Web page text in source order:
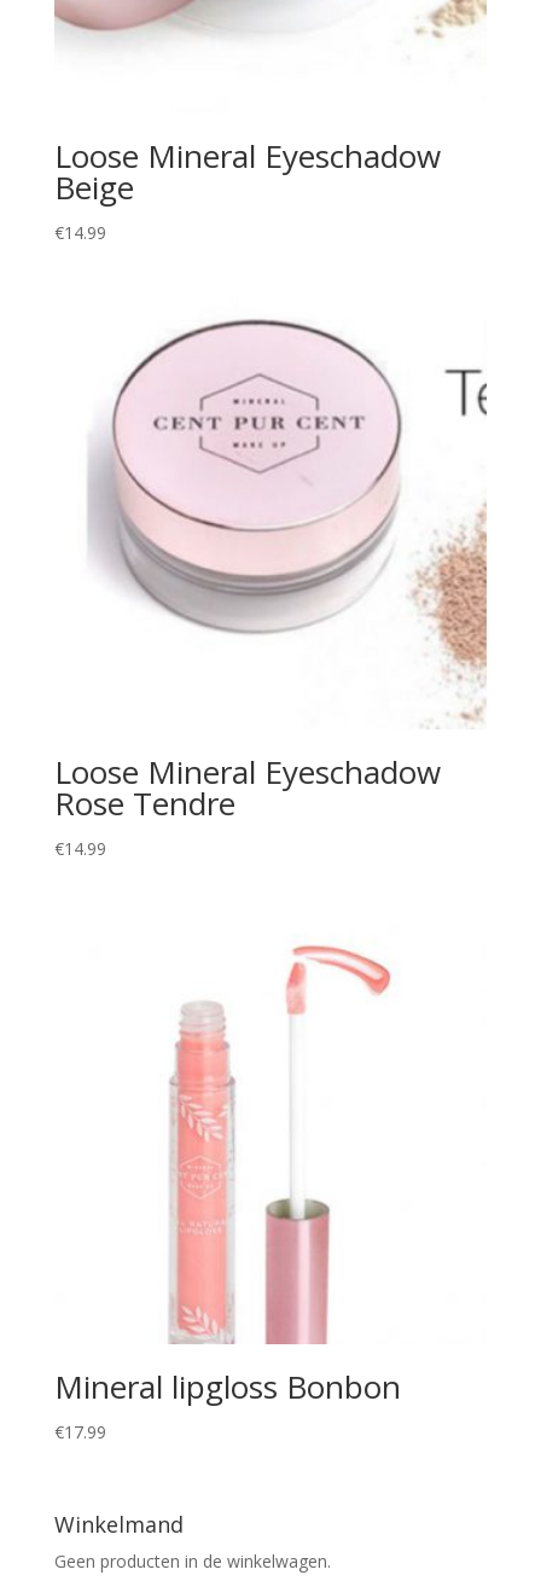
Loose Mineral Eyeschadow
Beige
€14.99
Loose Mineral Eyeschadow
Rose Tendre
€14.99
Mineral lipgloss Bonbon
€17.99
Winkelmand
Geen producten in de winkelwagen.